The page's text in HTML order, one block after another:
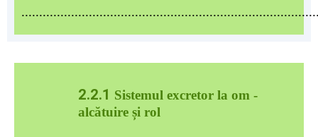
2.2.1 Sistemul excretor la om -
alcătuire și rol